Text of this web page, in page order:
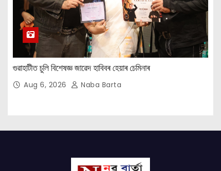
গুৱাহাটীত চুলি বিশেষজ্ঞ জাৱেদ হাবিবৰ হেয়াৰ চেমিনাৰ
Aug 6, 2026 Naba Barta